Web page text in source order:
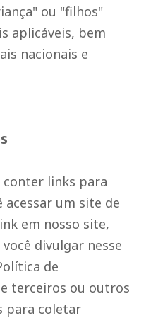
ou "filhos"
aplicáveis, bem
nacionais e
links para
acessar um site de
em nosso site,
divulgar nesse
de
terceiros ou outros
para coletar